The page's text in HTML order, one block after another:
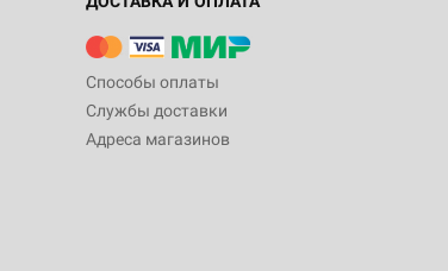
Способы оплаты
Службы доставки
Адреса магазинов